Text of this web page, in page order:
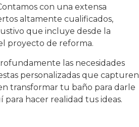
con una extensa
altamente cualificados,
que incluye desde la
proyecto de reforma.
las necesidades
personalizadas que capturen
transformar tu baño para darle
hacer realidad tus ideas.